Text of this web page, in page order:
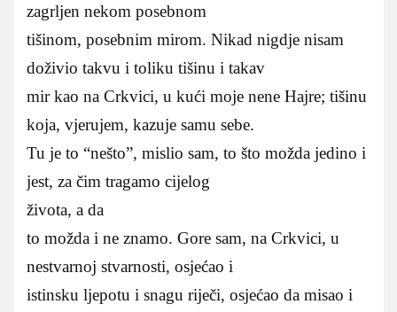
zagrljen nekom posebnom
tišinom, posebnim mirom. Nikad nigdje nisam
doživio takvu i toliku tišinu i takav
mir kao na Crkvici, u kući moje nene Hajre; tišinu
koja, vjerujem, kazuje samu sebe.
Tu je to “nešto”, mislio sam, to što možda jedino i
jest, za čim tragamo cijelog
života, a da
to možda i ne znamo. Gore sam, na Crkvici, u
nestvarnoj stvarnosti, osjećao i
istinsku ljepotu i snagu riječi, osjećao da misao i